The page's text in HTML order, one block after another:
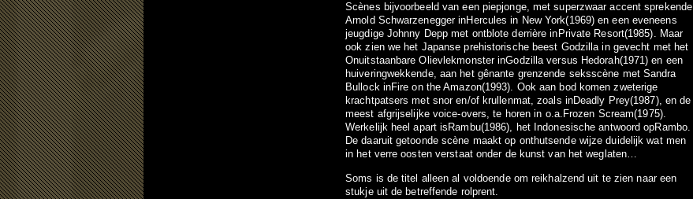
Scènes bijvoorbeeld van een piepjonge, met superzwaar accent sprekende
Arnold Schwarzenegger inHercules in New York(1969) en een eveneens
jeugdige Johnny Depp met ontblote derrière inPrivate Resort(1985). Maar
ook zien we het Japanse prehistorische beest Godzilla in gevecht met het
Onuitstaanbare Olievlekmonster inGodzilla versus Hedorah(1971) en een
huiveringwekkende, aan het gênante grenzende seksscène met Sandra
Bullock inFire on the Amazon(1993). Ook aan bod komen zweterige
krachtpatsers met snor en/of krullenmat, zoals inDeadly Prey(1987), en de
meest afgrijselijke voice-overs, te horen in o.a.Frozen Scream(1975).
Werkelijk heel apart isRambu(1986), het Indonesische antwoord opRambo.
De daaruit getoonde scène maakt op onthutsende wijze duidelijk wat men
in het verre oosten verstaat onder de kunst van het weglaten…
Soms is de titel alleen al voldoende om reikhalzend uit te zien naar een
stukje uit de betreffende rolprent.